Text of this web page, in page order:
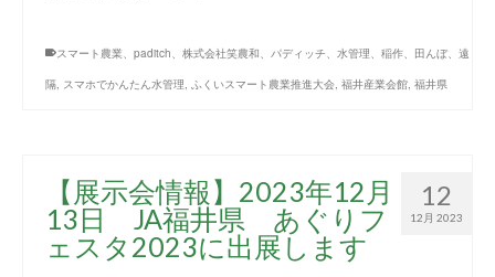
スマート農業、paditch、株式会社笑農和、パディッチ、水管理、稲作、田んぼ、遠
隔, スマホでかんたん水管理, ふくいスマート農業推進大会, 福井産業会館, 福井県
12
12月 2023
【展示会情報】2023年12月
13日 JA福井県 あぐりフ
ェスタ2023に出展します